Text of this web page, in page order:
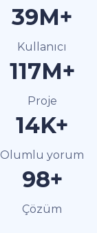
40M+
Kullanıcı
120M+
Proje
15K+
Olumlu yorum
100+
Çözüm